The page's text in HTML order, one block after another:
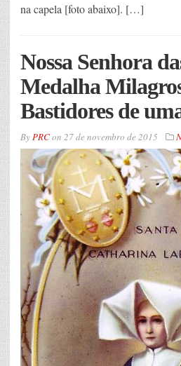
na capela [foto abaixo]. […]
Nossa Senhora
Medalha
Bastidores de
By PRCon 27 de novembro de 2015